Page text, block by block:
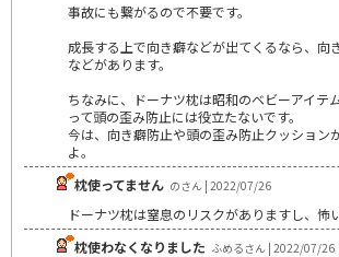
事故にも繋がるので不要です。
成長する上で向き癖などが出てくるなら、向
などがあります。
ちなみに、ドーナツ枕は昭和のベビーアイテ
って頭の歪み防止には役立たないです。
今は、向き癖防止や頭の歪み防止クッション
よ。
枕使ってません のさん | 2022/07/26
ドーナツ枕は窒息のリスクがありますし、怖
枕使わなくなりました ふめるさん | 2022/07/26